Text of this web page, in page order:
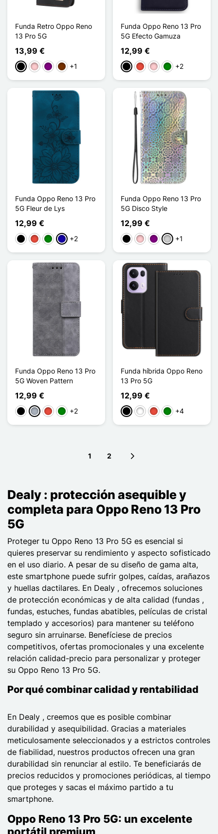
Funda Retro Oppo Reno
13 Pro 5G
13,99 €
NegroRosaPúrpura
Café+1
Funda Oppo Reno 13 Pro
5G Efecto Gamuza
12,99 €
NegroRojoRosaVerde
+2
Funda Oppo Reno 13 Pro
5G Fleur de Lys
12,99 €
NegroRojoVerdeAzul oscuro
+2
Funda Oppo Reno 13 Pro
5G Disco Style
12,99 €
NegroRosaPúrpura
Plata+1
Funda Oppo Reno 13 Pro
5G Woven Pattern
12,99 €
Negro
Gris RojoVerde
+2
Funda híbrida Oppo Reno
13 Pro 5G
12,99 €
NegroBlancoRojoVerde
+4
1 2
Dealy : protección asequible y
completa para Oppo Reno 13 Pro
5G
Proteger tu Oppo Reno 13 Pro 5G es esencial si
quieres preservar su rendimiento y aspecto sofisticado
en el uso diario. A pesar de su diseño de gama alta,
este smartphone puede sufrir golpes, caídas, arañazos
y huellas dactilares. En Dealy , ofrecemos soluciones
de protección económicas y de alta calidad (fundas ,
fundas, estuches, fundas abatibles, películas de cristal
templado y accesorios) para mantener su teléfono
seguro sin arruinarse. Benefíciese de precios
competitivos, ofertas promocionales y una excelente
relación calidad-precio para personalizar y proteger
su Oppo Reno 13 Pro 5G.
Por qué combinar calidad y rentabilidad
En Dealy , creemos que es posible combinar
durabilidad y asequibilidad. Gracias a materiales
meticulosamente seleccionados y a estrictos controles
de fiabilidad, nuestros productos ofrecen una gran
durabilidad sin renunciar al estilo. Te beneficiarás de
precios reducidos y promociones periódicas, al tiempo
que proteges y sacas el máximo partido a tu
smartphone.
Oppo Reno 13 Pro 5G: un excelente
portátil premium